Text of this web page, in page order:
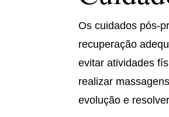
Os cuidados pós-
recuperação
evitar atividades
realizar
evolução e